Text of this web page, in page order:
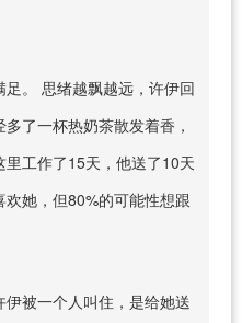
。 思绪越飘越远，许伊回
了一杯热奶茶散发着香，
工作了15天，他送了10天
她，但80%的可能性想跟
被一个人叫住，是给她送